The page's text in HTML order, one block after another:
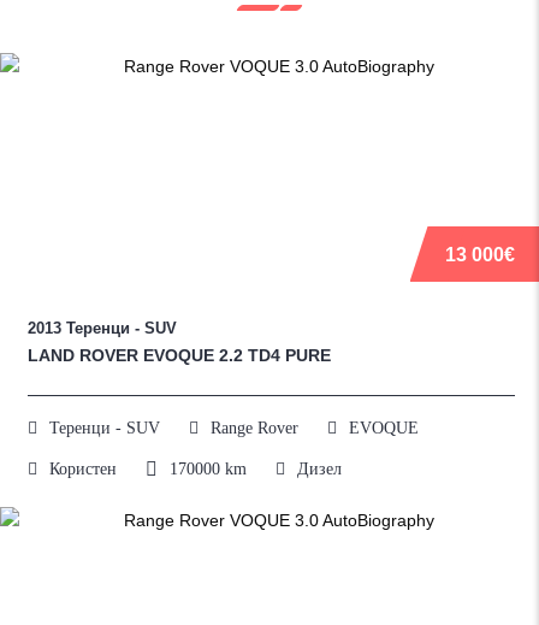
13 000€
2013 Теренци - SUV
LAND ROVER EVOQUE 2.2 TD4 PURE
Теренци - SUV Range Rover EVOQUE
Користен 170000 km Дизел